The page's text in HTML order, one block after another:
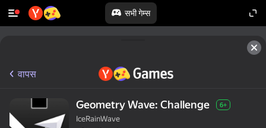
सभी गेम्स
वापस
Geometry Wave: Сhallenge 6+
IceRainWave